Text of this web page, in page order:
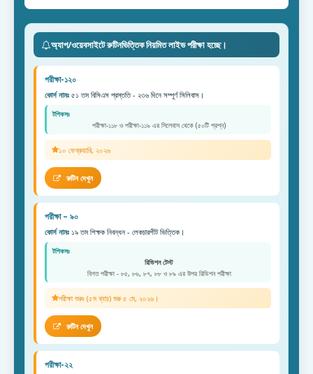
অ্যাপ/ওয়েবসাইটে রুটিনভিত্তিক নিয়মিত লাইভ পরীক্ষা হচ্ছে।
পরীক্ষা-১২০
কোর্স নামঃ ৫১ তম বিসিএস প্রস্ততি - ২৩৬ দিনে সম্পূর্ণ সিলিবাস।
টপিকসঃ
পরীক্ষা-১১৮ ও পরীক্ষা-১১৯ এর সিলেবাস থেকে (৫০টি প্রশ্ন)
১০ ফেব্রুয়ারি, ২০২৬
রুটিন দেখুন
পরীক্ষা – ৯০
কোর্স নামঃ ১৯ তম শিক্ষক নিবন্ধন - লেকচারশীট ভিত্তিক।
টপিকসঃ
রিভিশন টেস্ট
বিগত পরীক্ষা - ৮৫, ৮৬, ৮৭, ৮৮ ও ৮৯ এর উপর রিভিশন পরীক্ষা
পরীক্ষা শুরুঃ (৫ম ব্যাচ) শুরু ৫ মে, ২০২৬।
রুটিন দেখুন
পরীক্ষা-২২